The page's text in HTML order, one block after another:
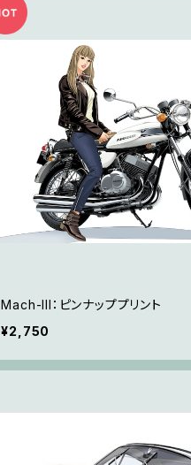
Mach-lll：ピンナッププリント
¥2,750